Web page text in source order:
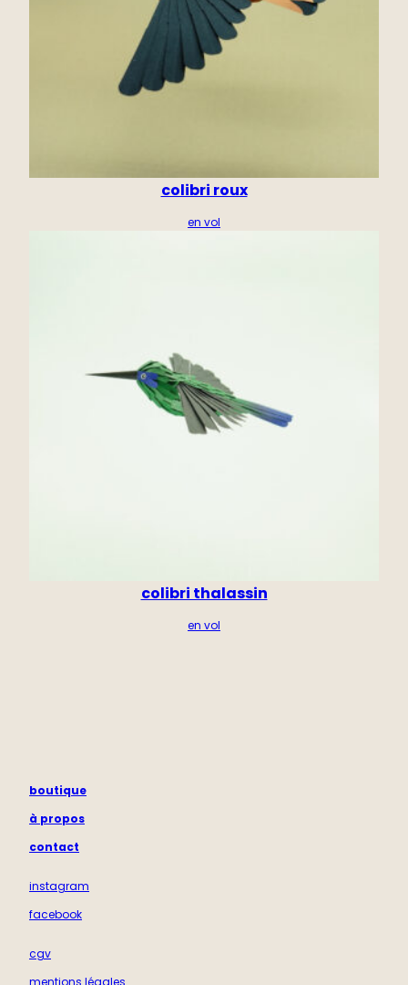
colibri roux
en vol
colibri thalassin
en vol
boutique
à propos
contact
instagram
facebook
cgv
mentions légales